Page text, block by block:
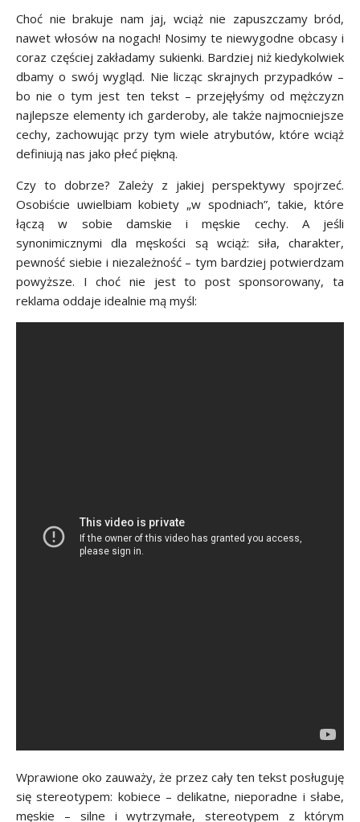
Choć nie brakuje nam jaj, wciąż nie zapuszczamy bród,
nawet włosów na nogach! Nosimy te niewygodne obcasy i
coraz częściej zakładamy sukienki. Bardziej niż kiedykolwiek
dbamy o swój wygląd. Nie licząc skrajnych przypadków –
bo nie o tym jest ten tekst – przejęłyśmy od mężczyzn
najlepsze elementy ich garderoby, ale także najmocniejsze
cechy, zachowując przy tym wiele atrybutów, które wciąż
definiują nas jako płeć piękną.
Czy to dobrze? Zależy z jakiej perspektywy spojrzeć.
Osobiście uwielbiam kobiety „w spodniach”, takie, które
łączą w sobie damskie i męskie cechy. A jeśli
synonimicznymi dla męskości są wciąż: siła, charakter,
pewność siebie i niezależność – tym bardziej potwierdzam
powyższe. I choć nie jest to post sponsorowany, ta
reklama oddaje idealnie mą myśl:
Wprawione oko zauważy, że przez cały ten tekst posługuję
się stereotypem: kobiece – delikatne, nieporadne i słabe,
męskie – silne i wytrzymałe, stereotypem z którym